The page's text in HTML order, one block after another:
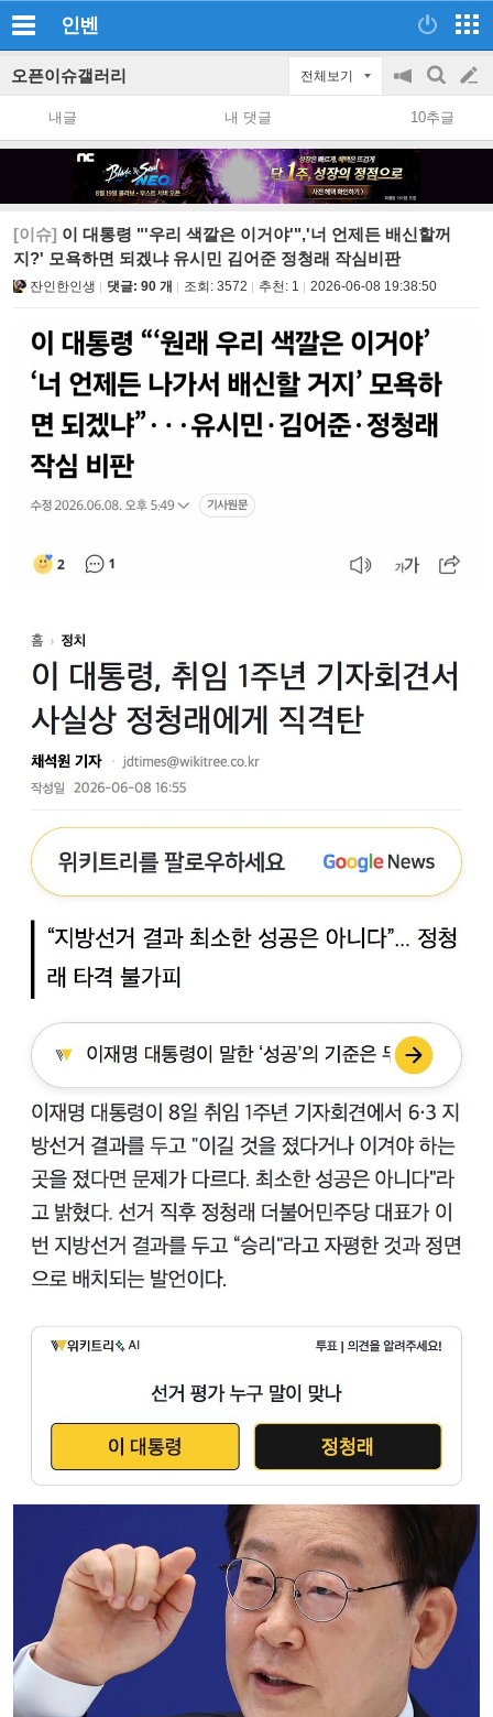
인벤
오픈이슈갤러리 전체보기
공
지
on/off
검
색
글
쓰
내글 내 댓글 10추글
[이슈] 이 대통령 "'우리 색깔은 이거야'",'너 언제든 배신할꺼
지?' 모욕하면 되겠냐 유시민 김어준 정청래 작심비판
잔인한인생 댓글: 90 개 조회: 3572 추천: 1 2026-06-08 19:38:50